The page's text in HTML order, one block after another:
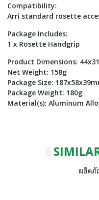
Compatibility:
Arri standard rosette
Package Includes:
1 x Rosette Handgrip
Product Dimensions:
Net Weight: 158g
Package Size:
Package Weight: 180g
Material(s): Aluminum
ผลิตภั